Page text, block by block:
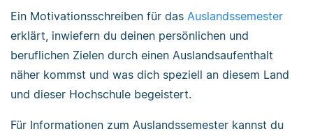
Ein Motivationsschreiben für das Auslandssemester
erklärt, inwiefern du deinen persönlichen und
beruflichen Zielen durch einen Auslandsaufenthalt
näher kommst und was dich speziell an diesem Land
und dieser Hochschule begeistert.
Für Informationen zum Auslandssemester kannst du